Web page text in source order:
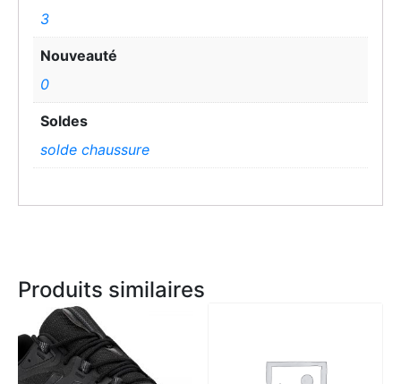
3
Nouveauté
0
Soldes
solde chaussure
Produits similaires